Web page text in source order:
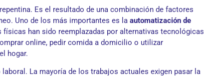
Es el resultado de una combinación de factores
Uno de los más importantes es la automatización de
físicas han sido reemplazadas por alternativas tecnológicas
online, pedir comida a domicilio o utilizar
hogar.
La mayoría de los trabajos actuales exigen pasar la